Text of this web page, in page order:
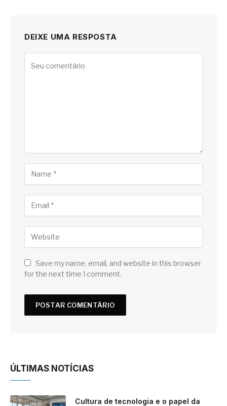
DEIXE UMA RESPOSTA
Save my name, email, and website in this browser
for the next time I comment.
ÚLTIMAS NOTÍCIAS
Cultura de tecnologia e o papel da